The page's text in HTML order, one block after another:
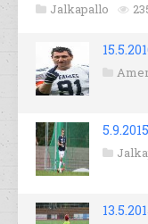
Jalkapallo